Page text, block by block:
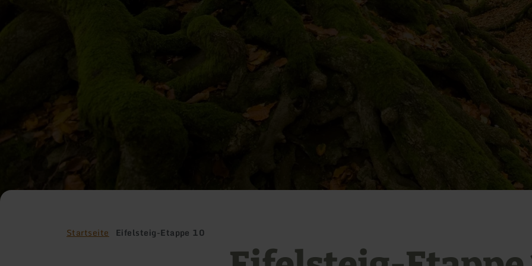
Startseite Eifelsteig-Etappe 10